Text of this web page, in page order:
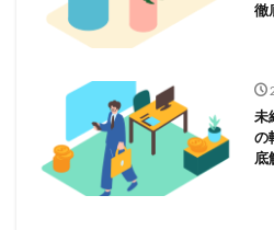
徹
未
の
底